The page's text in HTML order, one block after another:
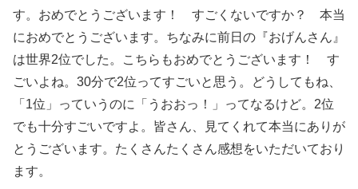
す。おめでとうございます！ すごくないですか？ 本当
におめでとうございます。ちなみに前日の『おげんさん』
は世界2位でした。こちらもおめでとうございます！ す
ごいよね。30分で2位ってすごいと思う。どうしてもね、
「1位」っていうのに「うおおっ！」ってなるけど。2位
でも十分すごいですよ。皆さん、見てくれて本当にありが
とうございます。たくさんたくさん感想をいただいており
ます。